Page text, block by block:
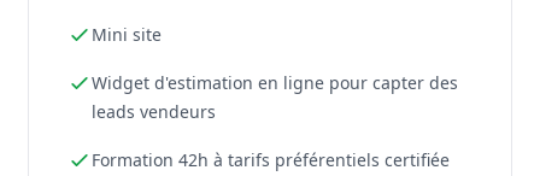
Mini site
Widget d'estimation en ligne pour capter des
leads vendeurs
Formation 42h à tarifs préférentiels certifiée